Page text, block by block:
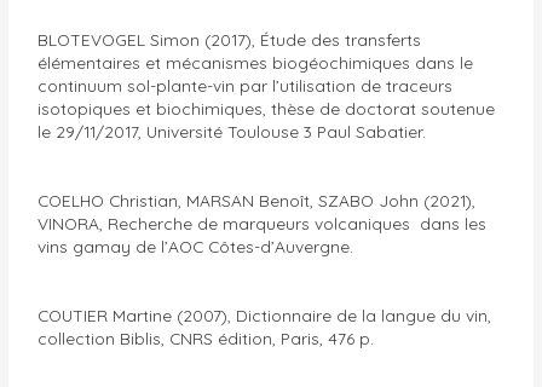
BLOTEVOGEL Simon (2017), Étude des transferts
élémentaires et mécanismes biogéochimiques dans le
continuum sol-plante-vin par l’utilisation de traceurs
isotopiques et biochimiques, thèse de doctorat soutenue
le 29/11/2017, Université Toulouse 3 Paul Sabatier.
COELHO Christian, MARSAN Benoît, SZABO John (2021),
VINORA, Recherche de marqueurs volcaniques dans les
vins gamay de l’AOC Côtes-d’Auvergne.
COUTIER Martine (2007), Dictionnaire de la langue du vin,
collection Biblis, CNRS édition, Paris, 476 p.